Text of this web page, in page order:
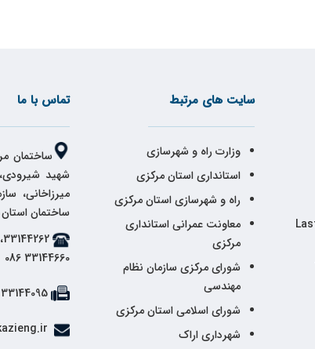
سایت های مرتبط
وزارت راه و شهرسازی
استانداری استان مرکزی
راه و شهرسازی استان مرکزی
معاونت عمرانی استانداری
مرکزی
شورای مرکزی سازمان نظام
مهندسی
شورای اسلامی استان مرکزی
شهرداری اراک
تماس با ما
ساختمان
شهید
میرزاخانی،
ساختمان
33144660 086
33144095 086